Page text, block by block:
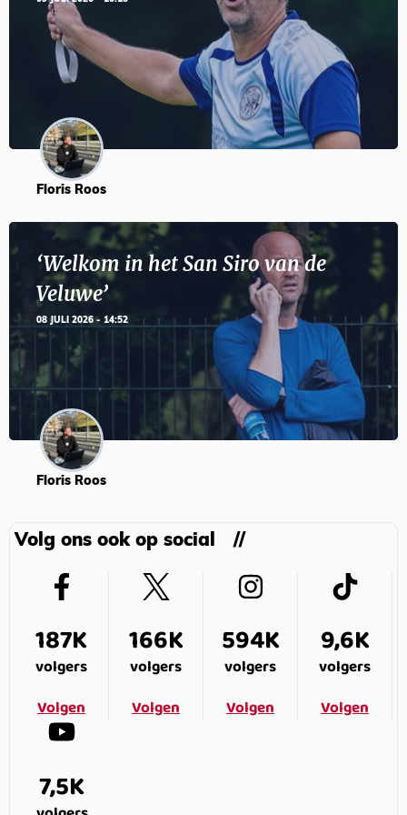
Floris Roos
‘Welkom in het San Siro van de
Veluwe’
08 JULI 2026 - 14:52
Floris Roos
Volg ons ook op social
187K
volgers
Volgen
166K
volgers
Volgen
594K
volgers
Volgen
9,6K
volgers
Volgen
7,5K